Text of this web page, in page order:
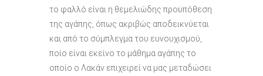
το φαλλό είναι η θεμελιώδης προϋπόθεση
της αγάπης, όπως ακριβώς αποδεικνύεται
και από το σύμπλεγμα του ευνουχισμού,
ποίο είναι εκείνο το μάθημα αγάπης το
οποίο ο Λακάν επιχειρεί να μας μεταδώσει